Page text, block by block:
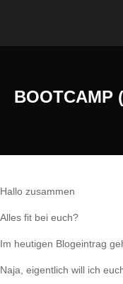
BOOTCAMP
Hallo zusammen
Alles fit bei euch?
Im heutigen Blogeintrag
Naja, eigentlich will ich